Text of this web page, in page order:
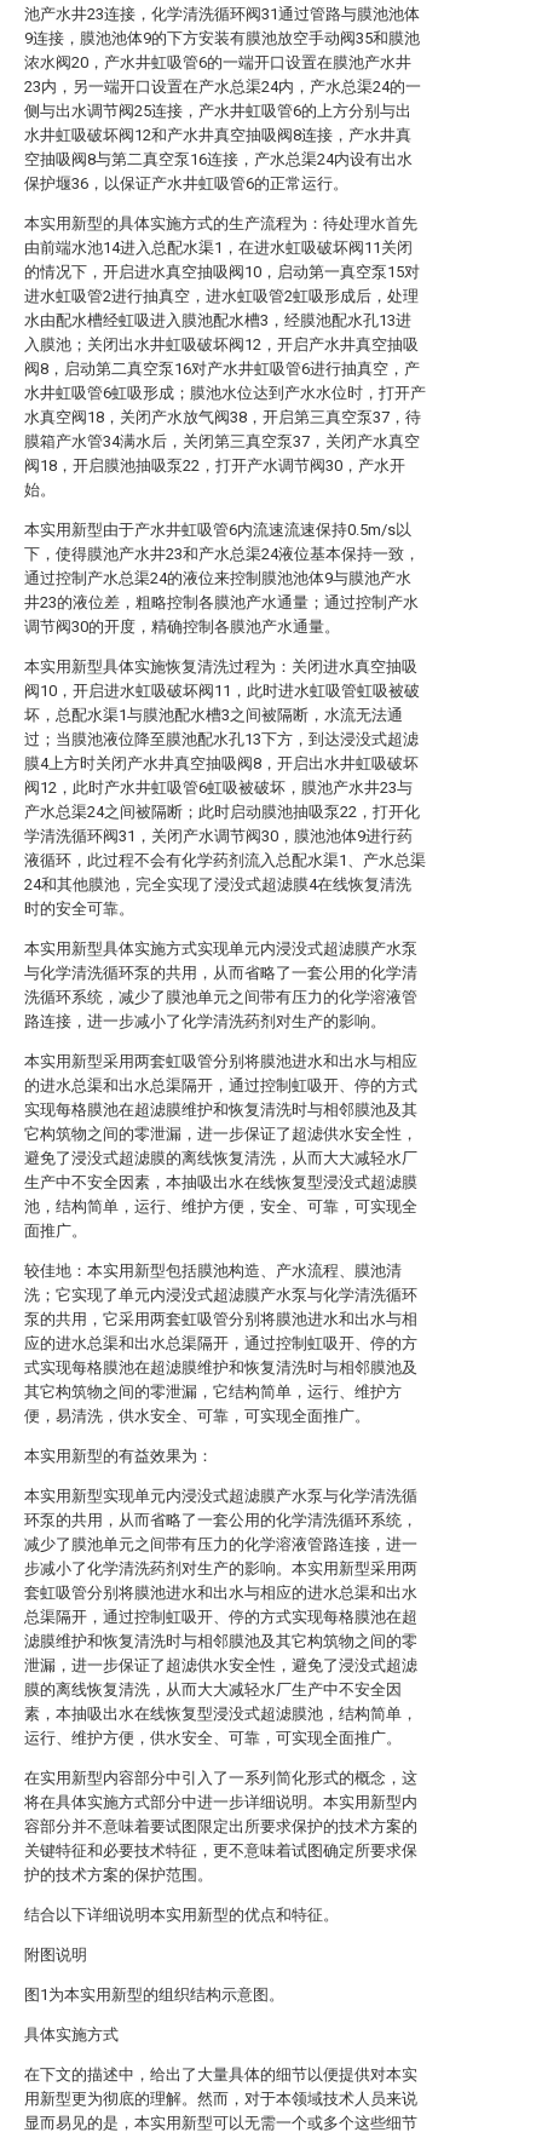
池产水井23连接，化学清洗循环阀31通过管路与膜池池体
9连接，膜池池体9的下方安装有膜池放空手动阀35和膜池
浓水阀20，产水井虹吸管6的一端开口设置在膜池产水井
23内，另一端开口设置在产水总渠24内，产水总渠24的一
侧与出水调节阀25连接，产水井虹吸管6的上方分别与出
水井虹吸破坏阀12和产水井真空抽吸阀8连接，产水井真
空抽吸阀8与第二真空泵16连接，产水总渠24内设有出水
保护堰36，以保证产水井虹吸管6的正常运行。
本实用新型的具体实施方式的生产流程为：待处理水首先
由前端水池14进入总配水渠1，在进水虹吸破坏阀11关闭
的情况下，开启进水真空抽吸阀10，启动第一真空泵15对
进水虹吸管2进行抽真空，进水虹吸管2虹吸形成后，处理
水由配水槽经虹吸进入膜池配水槽3，经膜池配水孔13进
入膜池；关闭出水井虹吸破坏阀12，开启产水井真空抽吸
阀8，启动第二真空泵16对产水井虹吸管6进行抽真空，产
水井虹吸管6虹吸形成；膜池水位达到产水水位时，打开产
水真空阀18，关闭产水放气阀38，开启第三真空泵37，待
膜箱产水管34满水后，关闭第三真空泵37，关闭产水真空
阀18，开启膜池抽吸泵22，打开产水调节阀30，产水开
始。
本实用新型由于产水井虹吸管6内流速流速保持0.5m/s以
下，使得膜池产水井23和产水总渠24液位基本保持一致，
通过控制产水总渠24的液位来控制膜池池体9与膜池产水
井23的液位差，粗略控制各膜池产水通量；通过控制产水
调节阀30的开度，精确控制各膜池产水通量。
本实用新型具体实施恢复清洗过程为：关闭进水真空抽吸
阀10，开启进水虹吸破坏阀11，此时进水虹吸管虹吸被破
坏，总配水渠1与膜池配水槽3之间被隔断，水流无法通
过；当膜池液位降至膜池配水孔13下方，到达浸没式超滤
膜4上方时关闭产水井真空抽吸阀8，开启出水井虹吸破坏
阀12，此时产水井虹吸管6虹吸被破坏，膜池产水井23与
产水总渠24之间被隔断；此时启动膜池抽吸泵22，打开化
学清洗循环阀31，关闭产水调节阀30，膜池池体9进行药
液循环，此过程不会有化学药剂流入总配水渠1、产水总渠
24和其他膜池，完全实现了浸没式超滤膜4在线恢复清洗
时的安全可靠。
本实用新型具体实施方式实现单元内浸没式超滤膜产水泵
与化学清洗循环泵的共用，从而省略了一套公用的化学清
洗循环系统，减少了膜池单元之间带有压力的化学溶液管
路连接，进一步减小了化学清洗药剂对生产的影响。
本实用新型采用两套虹吸管分别将膜池进水和出水与相应
的进水总渠和出水总渠隔开，通过控制虹吸开、停的方式
实现每格膜池在超滤膜维护和恢复清洗时与相邻膜池及其
它构筑物之间的零泄漏，进一步保证了超滤供水安全性，
避免了浸没式超滤膜的离线恢复清洗，从而大大减轻水厂
生产中不安全因素，本抽吸出水在线恢复型浸没式超滤膜
池，结构简单，运行、维护方便，安全、可靠，可实现全
面推广。
较佳地：本实用新型包括膜池构造、产水流程、膜池清
洗；它实现了单元内浸没式超滤膜产水泵与化学清洗循环
泵的共用，它采用两套虹吸管分别将膜池进水和出水与相
应的进水总渠和出水总渠隔开，通过控制虹吸开、停的方
式实现每格膜池在超滤膜维护和恢复清洗时与相邻膜池及
其它构筑物之间的零泄漏，它结构简单，运行、维护方
便，易清洗，供水安全、可靠，可实现全面推广。
本实用新型的有益效果为：
本实用新型实现单元内浸没式超滤膜产水泵与化学清洗循
环泵的共用，从而省略了一套公用的化学清洗循环系统，
减少了膜池单元之间带有压力的化学溶液管路连接，进一
步减小了化学清洗药剂对生产的影响。本实用新型采用两
套虹吸管分别将膜池进水和出水与相应的进水总渠和出水
总渠隔开，通过控制虹吸开、停的方式实现每格膜池在超
滤膜维护和恢复清洗时与相邻膜池及其它构筑物之间的零
泄漏，进一步保证了超滤供水安全性，避免了浸没式超滤
膜的离线恢复清洗，从而大大减轻水厂生产中不安全因
素，本抽吸出水在线恢复型浸没式超滤膜池，结构简单，
运行、维护方便，供水安全、可靠，可实现全面推广。
在实用新型内容部分中引入了一系列简化形式的概念，这
将在具体实施方式部分中进一步详细说明。本实用新型内
容部分并不意味着要试图限定出所要求保护的技术方案的
关键特征和必要技术特征，更不意味着试图确定所要求保
护的技术方案的保护范围。
结合以下详细说明本实用新型的优点和特征。
附图说明
图1为本实用新型的组织结构示意图。
具体实施方式
在下文的描述中，给出了大量具体的细节以便提供对本实
用新型更为彻底的理解。然而，对于本领域技术人员来说
显而易见的是，本实用新型可以无需一个或多个这些细节